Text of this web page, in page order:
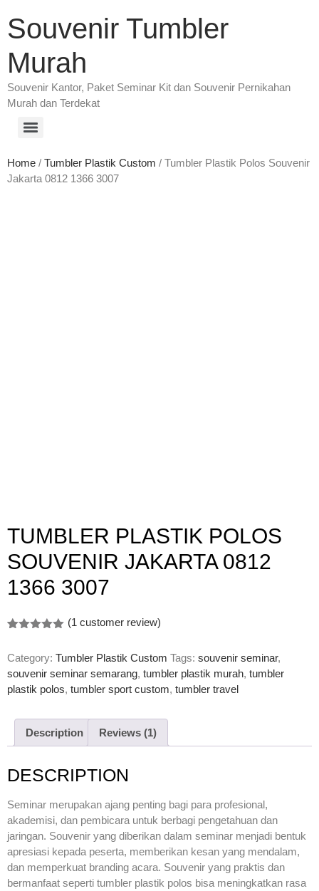
Souvenir Tumbler
Murah
Souvenir Kantor, Paket Seminar Kit dan Souvenir Pernikahan
Murah dan Terdekat
Home / Tumbler Plastik Custom / Tumbler Plastik Polos Souvenir
Jakarta 0812 1366 3007
TUMBLER PLASTIK POLOS
SOUVENIR JAKARTA 0812
1366 3007
based on
customer
(1 customer review)
Category: Tumbler Plastik Custom Tags: souvenir seminar,
souvenir seminar semarang, tumbler plastik murah, tumbler
plastik polos, tumbler sport custom, tumbler travel
Description Reviews (1)
DESCRIPTION
Seminar merupakan ajang penting bagi para profesional,
akademisi, dan pembicara untuk berbagi pengetahuan dan
jaringan. Souvenir yang diberikan dalam seminar menjadi bentuk
apresiasi kepada peserta, memberikan kesan yang mendalam,
dan memperkuat branding acara. Souvenir yang praktis dan
bermanfaat seperti tumbler plastik polos bisa meningkatkan rasa